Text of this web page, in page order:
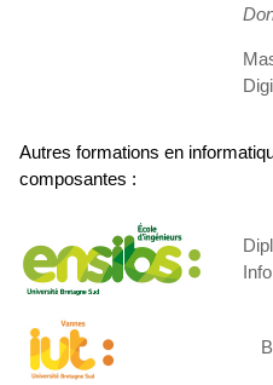
Autres formations en
composantes :